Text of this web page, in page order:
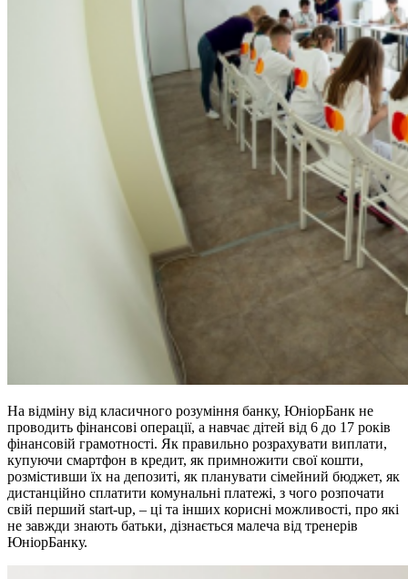
На відміну від класичного розуміння банку, ЮніорБанк не
проводить фінансові операції, а навчає дітей від 6 до 17 років
фінансовій грамотності. Як правильно розрахувати виплати,
купуючи смартфон в кредит, як примножити свої кошти,
розмістивши їх на депозиті, як планувати сімейний бюджет, як
дистанційно сплатити комунальні платежі, з чого розпочати
свій перший start-up, – ці та інших корисні можливості, про які
не завжди знають батьки, дізнається малеча від тренерів
ЮніорБанку.